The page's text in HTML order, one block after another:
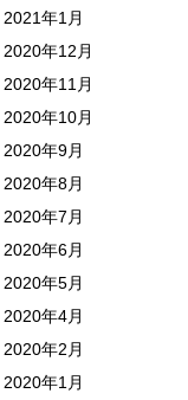
2021年1月
2020年12月
2020年11月
2020年10月
2020年9月
2020年8月
2020年7月
2020年6月
2020年5月
2020年4月
2020年2月
2020年1月